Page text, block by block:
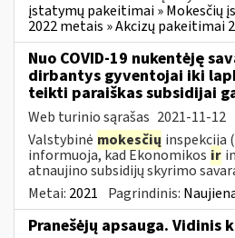
įstatymų pakeitimai » Mokesčių
2022 metais » Akcizų pakeitimai
Nuo COVID-19 nukentėję
dirbantys gyventojai iki
teikti paraiškas subsidijai
Web turinio sąrašas 2021-11-12
Valstybinė mokesčių inspekcija
informuoja, kad Ekonomikos ir
atnaujino subsidijų skyrimo
Metai: 2021 Pagrindinis:
Pranešėjų apsauga. Vidinis